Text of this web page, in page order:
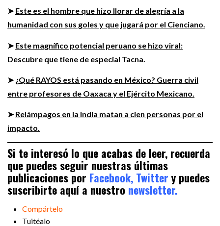
➤Este es el hombre que hizo llorar de alegría a la
humanidad con sus goles y que jugará por el Cienciano.
➤Este magnífico potencial peruano se hizo viral:
Descubre que tiene de especial Tacna.
➤¿Qué RAYOS está pasando en México? Guerra civil
entre profesores de Oaxaca y el Ejército Mexicano.
➤Relámpagos en la India matan a cien personas por el
impacto.
Si te interesó lo que acabas de leer, recuerda
que puedes seguir nuestras últimas
publicaciones por Facebook, Twitter y puedes
suscribirte aquí a nuestro newsletter.
Compártelo
Tuitéalo